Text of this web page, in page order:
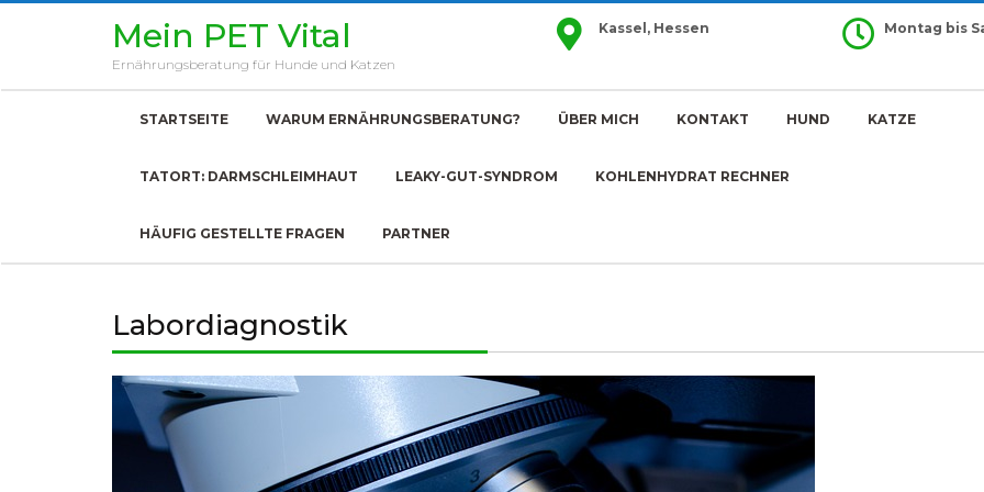
Mein PET Vital
Ernährungsberatung für Hunde und Katzen
Kassel, Hessen Montag bis
STARTSEITE WARUM ERNÄHRUNGSBERATUNG? ÜBER MICH KONTAKT HUND KATZE
TATORT: DARMSCHLEIMHAUT LEAKY-GUT-SYNDROM KOHLENHYDRAT RECHNER
HÄUFIG GESTELLTE FRAGEN PARTNER
Labordiagnostik